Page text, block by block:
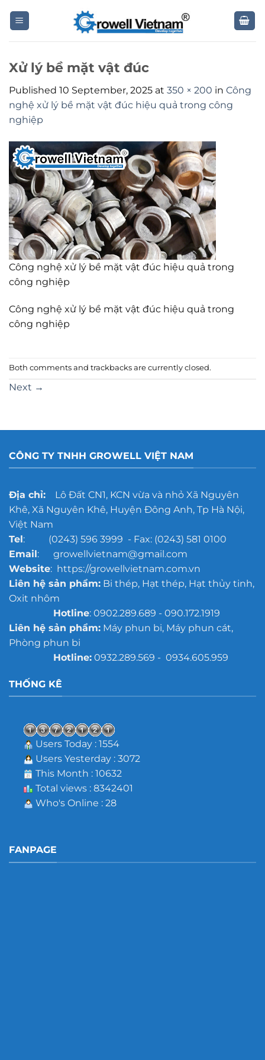
Xử lý bề mặt vật đúc
Published 10 September, 2025 at 350 × 200 in Công
nghệ xử lý bề mặt vật đúc hiệu quả trong công
nghiệp
Công nghệ xử lý bề mặt vật đúc hiệu quả trong
công nghiệp
Công nghệ xử lý bề mặt vật đúc hiệu quả trong
công nghiệp
Both comments and trackbacks are currently closed.
Next →
CÔNG TY TNHH GROWELL VIỆT NAM
Địa chỉ:Lô Đất CN1, KCN vừa và nhỏ Xã Nguyên
Khê, Xã Nguyên Khê, Huyện Đông Anh, Tp Hà Nội,
Việt Nam
Tel: (0243) 596 3999 - Fax: (0243) 581 0100
Email: growellvietnam@gmail.com
Website: https://growellvietnam.com.vn
Liên hệ sản phẩm:Bi thép, Hạt thép, Hạt thủy tinh,
Oxit nhôm
Hotline: 0902.289.689 - 090.172.1919
Liên hệ sản phẩm:Máy phun bi, Máy phun cát,
Phòng phun bi
Hotline:0932.289.569 - 0934.605.959
THỐNG KÊ
Users Today : 1554
Users Yesterday : 3072
This Month : 10632
Total views : 8342401
Who's Online : 28
FANPAGE